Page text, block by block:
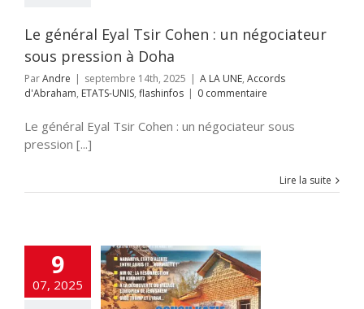
Le général Eyal Tsir Cohen : un négociateur
sous pression à Doha
ParAndre | septembre 14th, 2025 | A LA UNE, Accords
d'Abraham, ETATS-UNIS, flashinfos | 0 commentaire
Le général Eyal Tsir Cohen : un négociateur sous
pression [...]
Lire la suite
9
07, 2025
de terres
Samarie n’est
au droit